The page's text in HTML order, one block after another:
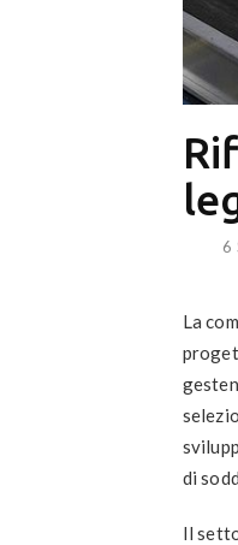
6
La
di
Il